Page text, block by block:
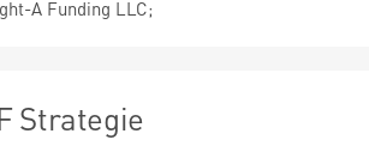
A Funding LLC;
Strategie